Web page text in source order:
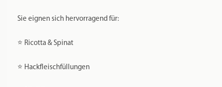
Sie eignen sich hervorragend für:
⭐ Ricotta & Spinat
⭐ Hackfleischfüllungen